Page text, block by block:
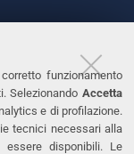
funzionamento
Selezionando Accetta
e di profilazione.
tecnici necessari alla
essere disponibili. Le